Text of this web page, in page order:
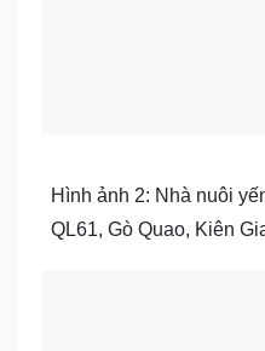
Hình ảnh 2: Nhà nuôi
QL61, Gò Quao, Kiên